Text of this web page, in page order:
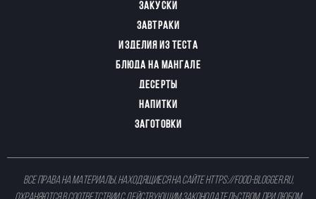
ЗАКУСКИ
ЗАВТРАКИ
ИЗДЕЛИЯ ИЗ ТЕСТА
БЛЮДА НА МАНГАЛЕ
ДЕСЕРТЫ
НАПИТКИ
ЗАГОТОВКИ
Все права на материалы, находящиеся на сайтеhttps://food-blogger.ru,